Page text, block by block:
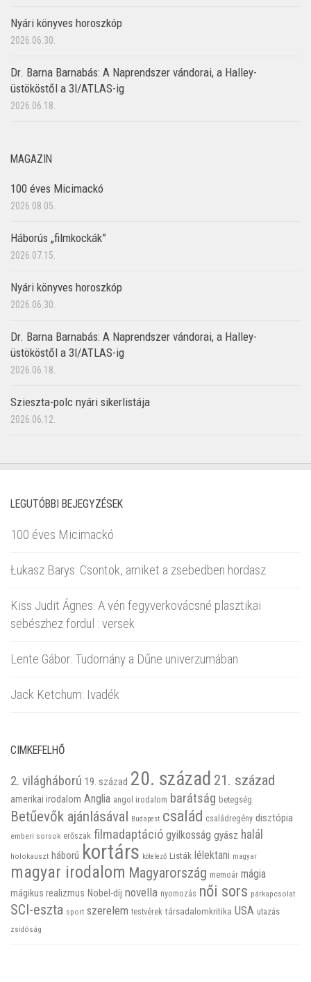
Nyári könyves horoszkóp
2026.06.30.
Dr. Barna Barnabás: A Naprendszer vándorai, a Halley-
üstököstől a 3I/ATLAS-ig
2026.06.18.
MAGAZIN
100 éves Micimackó
2026.08.05.
Háborús „filmkockák”
2026.07.15.
Nyári könyves horoszkóp
2026.06.30.
Dr. Barna Barnabás: A Naprendszer vándorai, a Halley-
üstököstől a 3I/ATLAS-ig
2026.06.18.
Szieszta-polc nyári sikerlistája
2026.06.12.
LEGUTÓBBI BEJEGYZÉSEK
100 éves Micimackó
Łukasz Barys: Csontok, amiket a zsebedben hordasz
Kiss Judit Ágnes: A vén fegyverkovácsné plasztikai
sebészhez fordul : versek
Lente Gábor: Tudomány a Dűne univerzumában
Jack Ketchum: Ivadék
CIMKEFELHŐ
2. világháború 19. század 20. század 21. század
amerikai irodalom Anglia angol irodalom barátság betegség
Betűevők ajánlásával Budapest család családregény disztópia
emberi sorsok erőszak filmadaptáció gyilkosság gyász halál
holokauszt háború kortárs kötelező Listák lélektani magyar
magyar irodalom Magyarország memoár mágia
mágikus realizmus Nobel-díj novella nyomozás női sors párkapcsolat
SCI-eszta sport szerelem testvérek társadalomkritika USA utazás
zsidóság